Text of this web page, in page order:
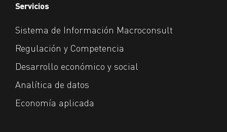
Servicios
Sistema de Información Macroconsult
Regulación y Competencia
Desarrollo económico y social
Analítica de datos
Economía aplicada